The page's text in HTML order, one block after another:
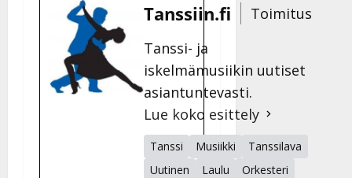
Tanssiin.fi
Toimitus
Tanssi- ja
iskelmämusiikin uutiset
asiantuntevasti.
Lue koko esittely
Tanssi Musiikki
Tanssilava
Uutinen
Laulu
Orkesteri